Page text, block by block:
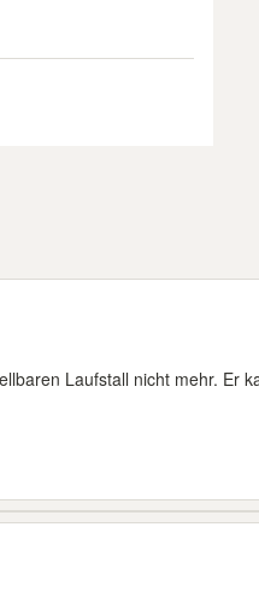
Laufstall nicht mehr. Er